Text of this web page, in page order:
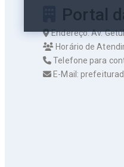
Portal
Endereço: Av.
Horário de
Telefone para
E-Mail: